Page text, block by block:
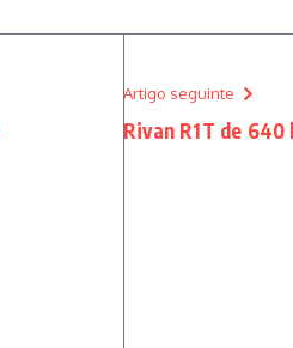
Artigo seguinte
Rivan R1T de